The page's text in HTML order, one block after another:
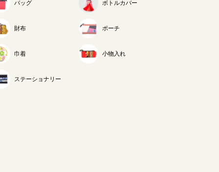
バッグ ボトルカバー
財布 ポーチ
巾着 小物入れ
ステーショナリー